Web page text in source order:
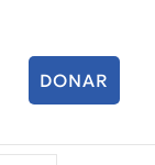
DONAR